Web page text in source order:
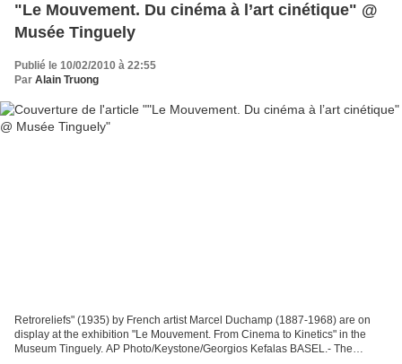
"Le Mouvement. Du cinéma à l’art cinétique" @
Musée Tinguely
Publié le 10/02/2010 à 22:55
Par Alain Truong
Retroreliefs" (1935) by French artist Marcel Duchamp (1887-1968) are on
display at the exhibition "Le Mouvement. From Cinema to Kinetics" in the
Museum Tinguely. AP Photo/Keystone/Georgios Kefalas BASEL.- The